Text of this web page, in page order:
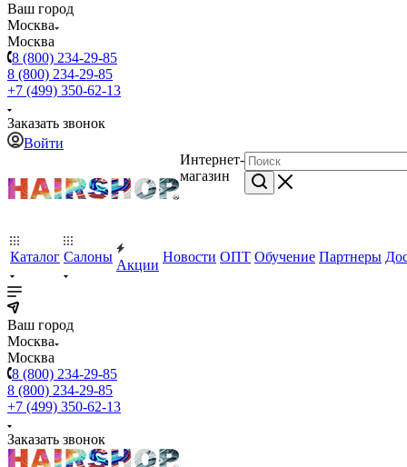
Ваш город
Москва
Москва
8 (800) 234-29-85
8 (800) 234-29-85
+7 (499) 350-62-13
Заказать звонок
Войти
Интернет-
магазин
Каталог Салоны
Акции
Новости ОПТ Обучение Партнеры
Ваш город
Москва
Москва
8 (800) 234-29-85
8 (800) 234-29-85
+7 (499) 350-62-13
Заказать звонок